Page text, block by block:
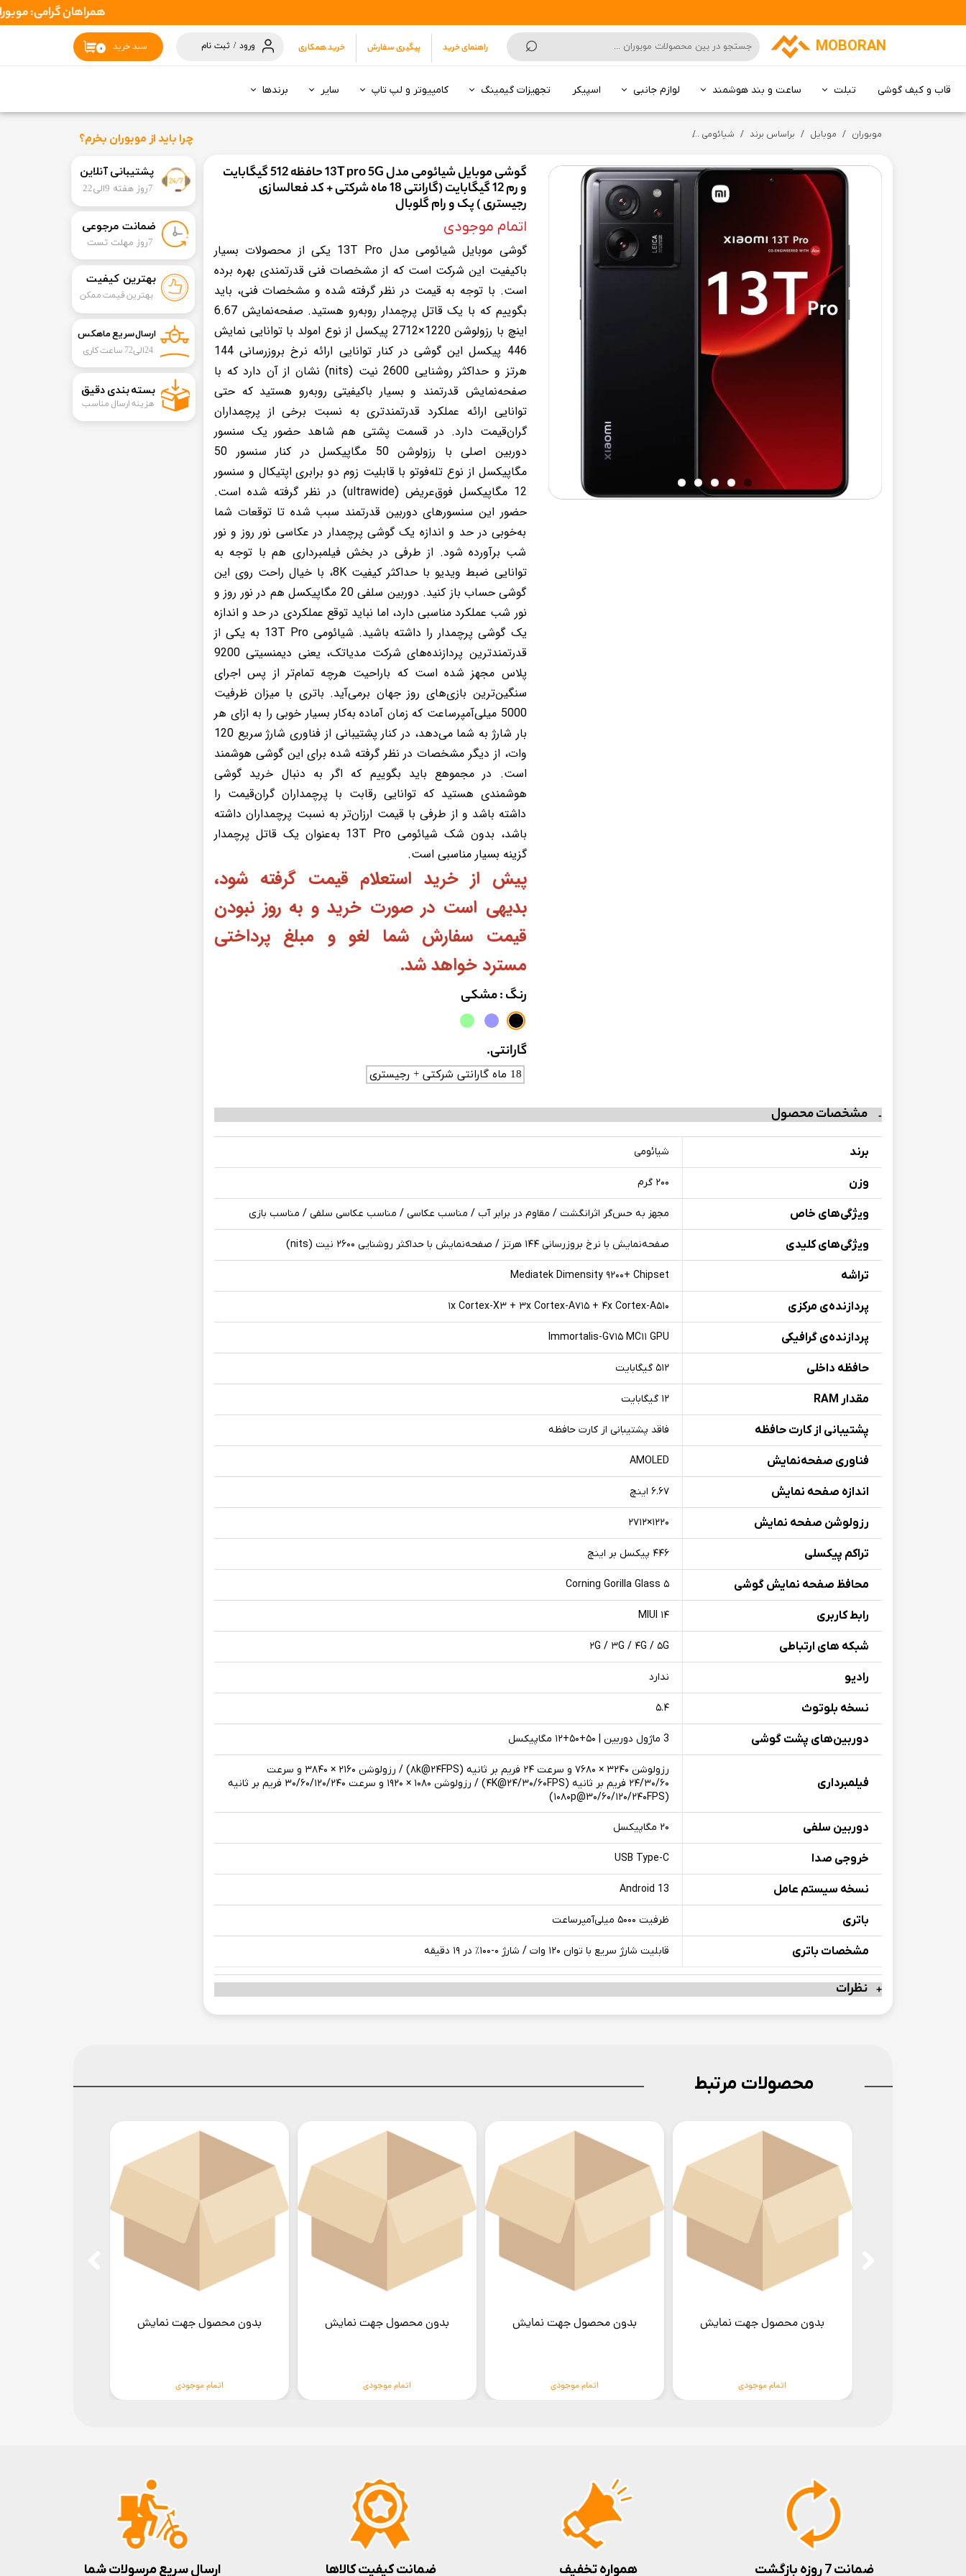
MOBORAN
قاب و کیف گوشی تبلت ساعت و بند هوشمند لوازم جانبی اسپیکر تجهیزات گیمینگ کامپیوتر و لپ تاپ سایر برندها
⌕ ۰ سبد خرید راهنمای خرید پیگیری سفارش خرید همکاری ورود / ثبت نام
خروج از حساب
کاربری
همراهان گرامی: موبوران سفارشات شما را در اسرع وقت ( 1 تا 2 روز کاری
موبوران موبایل براساس برند شیائومی
گوشی موبایل شیائومی مدل 13T pro 5G حافظه 512 گیگابایت
و رم 12 گیگابایت (گارانتی 18 ماه شرکتی + کد فعالسازی
رجیستری ) پک و رام گلوبال
اتمام موجودی
گوشی موبایل شیائومی مدل 13T Pro یکی از محصولات بسیار
با‌کیفیت این شرکت است که از مشخصات فنی قدرتمندی بهره برده
است. با توجه به قیمت در نظر گرفته شده و مشخصات فنی، باید
بگوییم که با یک قاتل پرچمدار رو‌به‌رو هستید. صفحه‌نمایش 6.67
اینچ با رزولوشن 1220×2712 پیکسل از نوع امولد با توانایی نمایش
446 پیکسل این گوشی در کنار توانایی ارائه نرخ بروزرسانی 144
هرتز و حداکثر روشنایی 2600 نیت (nits) نشان از آن دارد که با
صفحه‌نمایش قدرتمند و بسیار با‌کیفیتی روبه‌رو هستید که حتی
توانایی ارائه عملکرد قدرتمند‌تری به نسبت برخی از پرچمداران
گران‌قیمت دارد. در قسمت پشتی هم شاهد حضور یک سنسور
دوربین اصلی با رزولوشن 50 مگاپیکسل در کنار سنسور 50
مگاپیکسل از نوع تله‌فوتو با قابلیت زوم دو برابری اپتیکال و سنسور
12 مگاپیکسل فوق‌عریض (ultrawide) در نظر گرفته شده است.
حضور این سنسور‌های دوربین قدرتمند سبب شده تا توقعات شما
به‌خوبی در حد و اندازه یک گوشی پرچمدار در عکاسی نور روز و نور
شب بر‌آورده شود. از طرفی در بخش فیلمبرداری هم با توجه به
توانایی ضبط ویدیو با حداکثر کیفیت 8K، با خیال راحت روی این
گوشی حساب باز کنید. دوربین سلفی 20 مگاپیکسل هم در نور روز و
نور شب عملکرد مناسبی دارد، اما نباید توقع عملکردی در حد و اندازه
یک گوشی پرچمدار را داشته باشید. شیائومی 13T Pro به یکی از
قدرتمند‌ترین پردازنده‌های شرکت مدیاتک، یعنی دیمنسیتی 9200
پلاس مجهز شده است که با‌راحیت هرچه‌ تمام‌تر از پس اجرای
سنگین‌ترین بازی‌های روز جهان برمی‌آید. باتری با میزان ظرفیت
5000 میلی‌آمپر‌ساعت که زمان آماده به‌کار بسیار خوبی را به ازای هر
بار شارژ به شما می‌دهد، در کنار پشتیبانی از فناوری شارژ سریع 120
وات، از دیگر مشخصات در نظر گرفته شده برای این گوشی هوشمند
است. در مجموهع باید بگوییم که اگر به دنبال خرید گوشی
هوشمندی هستید که توانایی رقابت با پرچمداران گران‌قیمت را
داشته باشد و از طرفی با قیمت ارزان‌تر به نسبت پرچمداران داشته
باشد، بدون شک شیائومی 13T Pro به‌عنوان یک قاتل پرچمدار
گزینه بسیار مناسبی است.
پیش از خرید استعلام قیمت گرفته شود،
بدیهی است در صورت خرید و به روز نبودن
قیمت سفارش شما لغو و مبلغ پرداختی
مسترد خواهد شد.
رنگ: مشکی
گارانتی.
18 ماه گارانتی شرکتی + رجیستری
مشخصات محصول
برند شیائومی
وزن ۲۰۰ گرم
ویژگی‌های خاص مجهز به حس‌گر اثرانگشت / مقاوم در برابر آب / مناسب عکاسی / مناسب عکاسی سلفی / مناسب بازی
ویژگی‌های کلیدی صفحه‌نمایش با نرخ بروزرسانی ۱۴۴ هرتز / صفحه‌نمایش با حداکثر روشنایی ۲۶۰۰ نیت (nits)
تراشه Mediatek Dimensity ۹۲۰۰+ Chipset
پردازنده‌ی مرکزی ۱x Cortex-X۳ + ۳x Cortex-A۷۱۵ + ۴x Cortex-A۵۱۰
پردازنده‌ی گرافیکی Immortalis-G۷۱۵ MC۱۱ GPU
حافظه داخلی ۵۱۲ گیگابایت
مقدار RAM ۱۲ گیگابایت
پشتیبانی از کارت حافظه فاقد پشتیبانی از کارت حافظه
فناوری صفحه‌نمایش AMOLED
اندازه صفحه نمایش ۶.۶۷ اینچ
رزولوشن صفحه نمایش ۱۲۲۰×۲۷۱۲
تراکم پیکسلی ۴۴۶ پیکسل بر اینچ
محافظ صفحه نمایش گوشی Corning Gorilla Glass ۵
رابط کاربری MIUI ۱۴
شبکه های ارتباطی ۲G / ۳G / ۴G / ۵G
رادیو ندارد
نسخه بلوتوث ۵.۴
دوربین‌های پشت گوشی 3 ماژول دوربین | ۵۰+۵۰+۱۲ مگاپیکسل
فیلمبرداری
رزولوشن ۳۲۴۰ × ۷۶۸۰ و سرعت ۲۴ فریم بر ثانیه (۸k@۲۴FPS) / رزولوشن ۲۱۶۰ × ۳۸۴۰ و سرعت
۲۴/۳۰/۶۰ فریم بر ثانیه (۴K@۲۴/۳۰/۶۰FPS) / رزولوشن ۱۰۸۰ × ۱۹۲۰ و سرعت ۳۰/۶۰/۱۲۰/۲۴۰ فریم بر ثانیه
(۱۰۸۰p@۳۰/۶۰/۱۲۰/۲۴۰FPS)
دوربین سلفی ۲۰ مگاپیکسل
خروجی صدا USB Type-C
نسخه سیستم عامل Android 13
باتری ظرفیت ۵۰۰۰ میلی‌آمپرساعت
مشخصات باتری قابلیت شارژ سریع با توان ۱۲۰ وات / شارژ ۰-۱۰۰٪ در ۱۹ دقیقه
نظرات
​​پشتیبانی آنلاین
7روز هفته 9الی22
چرا باید از موبوران بخرم؟
​ضمانت مرجوعی
​7روز مهلت تست
بهترین کیفیت
بهترین قیمت ممکن
ارسال سریع ماهکس
24الی72 ساعت کاری
​بسته بندی دقیق​​​​​​​
هزینه ارسال مناسب
بدون محصول جهت نمایش
اتمام موجودی
بدون محصول جهت نمایش
اتمام موجودی
بدون محصول جهت نمایش
اتمام موجودی
بدون محصول جهت نمایش
اتمام موجودی
محصولات مرتبط
ضمانت 7 روزه بازگشت ارسال سریع مرسولات شما ضمانت کیفیت کالاها همواره تخفیف